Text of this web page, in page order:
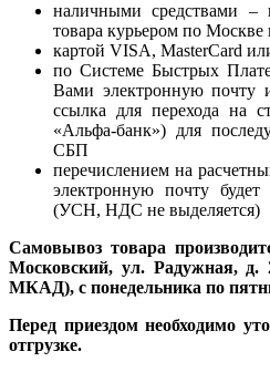
наличными средствами
товара курьером по Москве
картой VISA, MasterCard
по Системе Быстрых
Вами электронную почту
ссылка для перехода на
«Альфа-банк») для
СБП
перечислением на
электронную почту
(УСН, НДС не выделяется)
Самовывоз товара
Московский, ул. Радужная,
МКАД), с понедельника по
Перед приездом необходимо
отгрузке.